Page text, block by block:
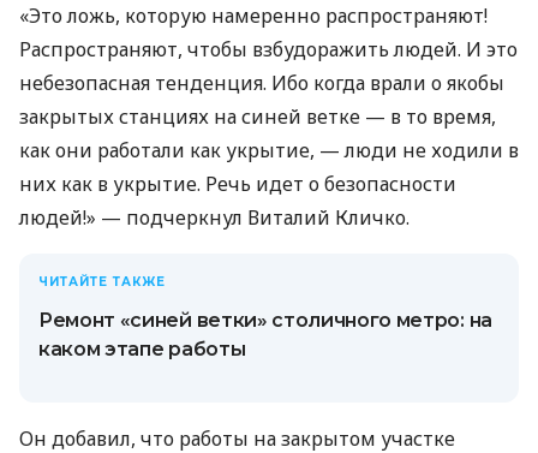
«Это ложь, которую намеренно распространяют!
Распространяют, чтобы взбудоражить людей. И это
небезопасная тенденция. Ибо когда врали о якобы
закрытых станциях на синей ветке — в то время,
как они работали как укрытие, — люди не ходили в
них как в укрытие. Речь идет о безопасности
людей!» — подчеркнул Виталий Кличко.
ЧИТАЙТЕ ТАКЖЕ
Ремонт «синей ветки» столичного метро: на
каком этапе работы
Он добавил, что работы на закрытом участке